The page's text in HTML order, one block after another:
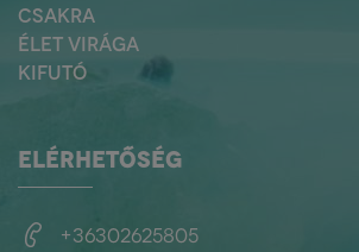
CSAKRA
ÉLET VIRÁGA
KIFUTÓ
ELÉRHETŐSÉG
+36302625805